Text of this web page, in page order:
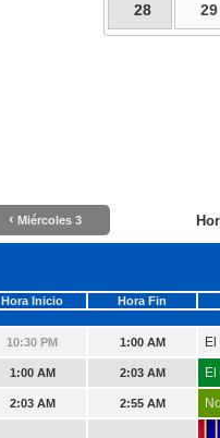
28 29
‹ Miércoles 3
Hora Inicio Hora Fin
10:30 PM
1:00 AM El
1:00 AM 2:03 AM El
2:03 AM 2:55 AM